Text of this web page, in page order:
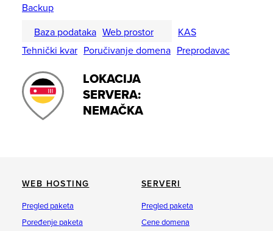
Backup
Baza podataka Web prostor
KAS
Tehnički kvar Poručivanje domena Preprodavac
LOKACIJA
SERVERA:
NEMAČKA
WEB HOSTING
Pregled paketa
Poređenje paketa
SERVERI
Pregled paketa
Cene domena